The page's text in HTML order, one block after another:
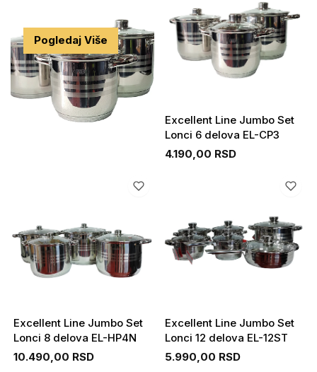
Pogledaj Više
Excellent Line Jumbo Set
Lonci 6 delova EL-CP3
4.190,00 RSD
Excellent Line Jumbo Set
Lonci 8 delova EL-HP4N
10.490,00 RSD
Excellent Line Jumbo Set
Lonci 12 delova EL-12ST
5.990,00 RSD